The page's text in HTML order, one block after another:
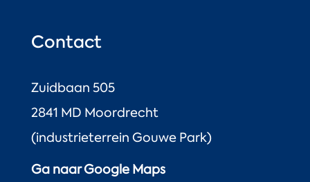
Contact
Zuidbaan 505
2841 MD Moordrecht
(industrieterrein Gouwe Park)
Ga naar Google Maps